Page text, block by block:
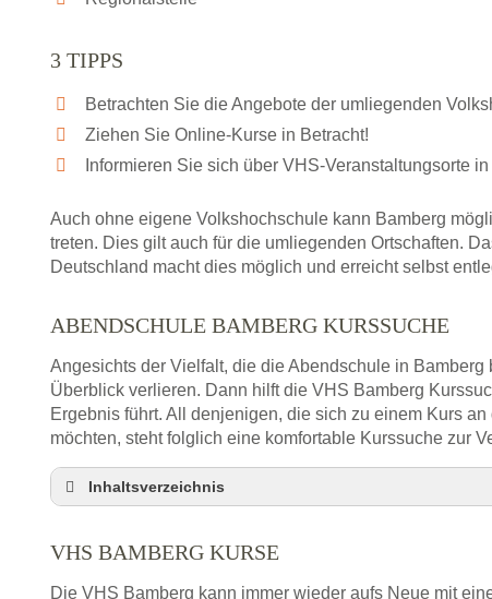
3 TIPPS
Betrachten Sie die Angebote der umliegenden
Ziehen Sie Online-Kurse in Betracht!
Informieren Sie sich über VHS-Veranstaltungsorte
Auch ohne eigene Volkshochschule kann Bamberg
treten. Dies gilt auch für die umliegenden Ortschaften.
Deutschland macht dies möglich und erreicht selbst
ABENDSCHULE BAMBERG KURSSUCHE
Angesichts der Vielfalt, die die Abendschule in Bamberg
Überblick verlieren. Dann hilft die VHS Bamberg
Ergebnis führt. All denjenigen, die sich zu einem Kurs
möchten, steht folglich eine komfortable Kurssuche zur
Inhaltsverzeichnis
3 Tipps
VHS BAMBERG KURSE
Die VHS Bamberg kann immer wieder aufs Neue mit